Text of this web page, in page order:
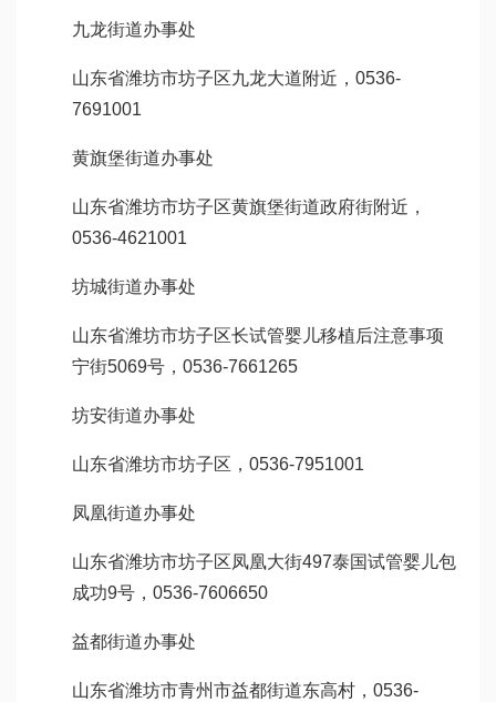
九龙街道办事处
山东省潍坊市坊子区九龙大道附近，0536-
7691001
黄旗堡街道办事处
山东省潍坊市坊子区黄旗堡街道政府街附近，
0536-4621001
坊城街道办事处
山东省潍坊市坊子区长试管婴儿移植后注意事项
宁街5069号，0536-7661265
坊安街道办事处
山东省潍坊市坊子区，0536-7951001
凤凰街道办事处
山东省潍坊市坊子区凤凰大街497泰国试管婴儿包
成功9号，0536-7606650
益都街道办事处
山东省潍坊市青州市益都街道东高村，0536-